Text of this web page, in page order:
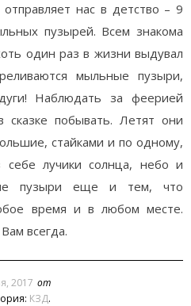
нас в детство – 9
пузырей. Всем знакома
один раз в жизни выдувал
мыльные пузыри,
Наблюдать за феерией
побывать. Летят они
стайками и по одному,
себе лучики солнца, небо и
пузыри еще и тем, что
время и в любом месте.
всегда.
2017 от
КЗД.